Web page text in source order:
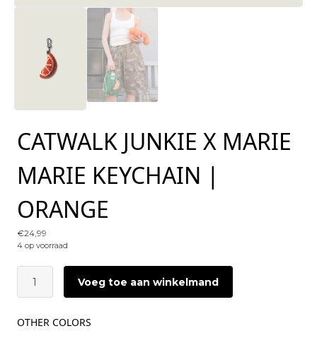
CATWALK JUNKIE X MARIE
MARIE KEYCHAIN |
ORANGE
€24,99
4 op voorraad
JUNKIE
x
MARIE
Voeg toe aan winkelmand
OTHER COLORS